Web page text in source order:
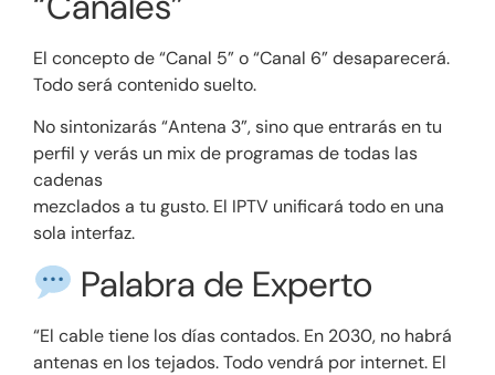
El concepto de “Canal 5” o “Canal 6” desaparecerá.
Todo será contenido suelto.
No sintonizarás “Antena 3”, sino que entrarás en tu
perfil y verás un mix de programas de todas las
cadenas
mezclados a tu gusto. El IPTV unificará todo en una
sola interfaz.
Palabra de Experto
“El cable tiene los días contados. En 2030, no habrá
antenas en los tejados. Todo vendrá por internet. El